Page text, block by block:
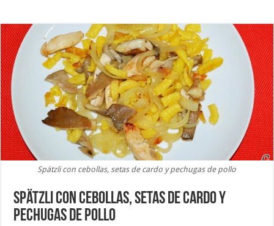
Spätzli con cebollas, setas de cardo y pechugas de pollo
Spätzli con cebollas, setas de cardo y
pechugas de pollo